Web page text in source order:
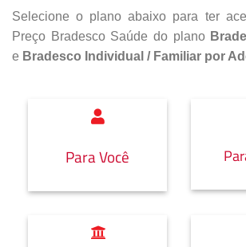
Selecione o plano abaixo para ter
Preço Bradesco Saúde do plano
e Bradesco Individual / Familiar por
Para Você